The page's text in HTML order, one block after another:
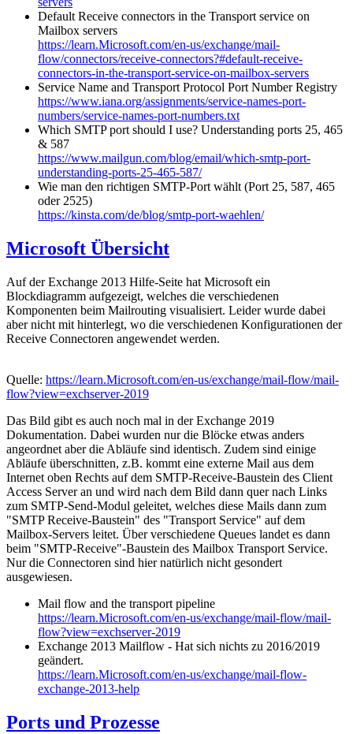
Default Receive connectors in the Transport service on
Mailbox servers
https://learn.Microsoft.com/en-us/exchange/mail-
flow/connectors/receive-connectors?#default-receive-
connectors-in-the-transport-service-on-mailbox-servers
Service Name and Transport Protocol Port Number Registry
https://www.iana.org/assignments/service-names-port-
numbers/service-names-port-numbers.txt
Which SMTP port should I use? Understanding ports 25, 465
& 587
https://www.mailgun.com/blog/email/which-smtp-port-
understanding-ports-25-465-587/
Wie man den richtigen SMTP-Port wählt (Port 25, 587, 465
oder 2525)
https://kinsta.com/de/blog/smtp-port-waehlen/
Microsoft Übersicht
Auf der Exchange 2013 Hilfe-Seite hat Microsoft ein
Blockdiagramm aufgezeigt, welches die verschiedenen
Komponenten beim Mailrouting visualisiert. Leider wurde dabei
aber nicht mit hinterlegt, wo die verschiedenen Konfigurationen der
Receive Connectoren angewendet werden.
Quelle: https://learn.Microsoft.com/en-us/exchange/mail-flow/mail-
flow?view=exchserver-2019
Das Bild gibt es auch noch mal in der Exchange 2019
Dokumentation. Dabei wurden nur die Blöcke etwas anders
angeordnet aber die Abläufe sind identisch. Zudem sind einige
Abläufe überschnitten, z.B. kommt eine externe Mail aus dem
Internet oben Rechts auf dem SMTP-Receive-Baustein des Client
Access Server an und wird nach dem Bild dann quer nach Links
zum SMTP-Send-Modul geleitet, welches diese Mails dann zum
"SMTP Receive-Baustein" des "Transport Service" auf dem
Mailbox-Servers leitet. Über verschiedene Queues landet es dann
beim "SMTP-Receive"-Baustein des Mailbox Transport Service.
Nur die Connectoren sind hier natürlich nicht gesondert
ausgewiesen.
Mail flow and the transport pipeline
https://learn.Microsoft.com/en-us/exchange/mail-flow/mail-
flow?view=exchserver-2019
Exchange 2013 Mailflow - Hat sich nichts zu 2016/2019
geändert.
https://learn.Microsoft.com/en-us/exchange/mail-flow-
exchange-2013-help
Ports und Prozesse